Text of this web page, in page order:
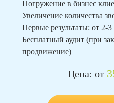
Погружение в бизнес
Увеличение количества
Первые результаты: от 2-3
Бесплатный аудит (при
продвижение)
Цена: от